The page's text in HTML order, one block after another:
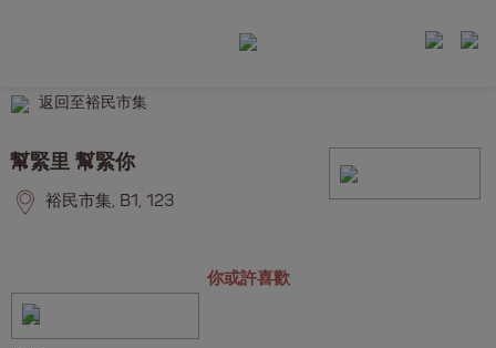
返回至裕民市集
幫緊里 幫緊你
裕民市集, B1, 123
你或許喜歡